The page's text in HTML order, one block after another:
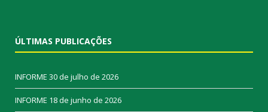
ÚLTIMAS PUBLICAÇÕES
INFORME 30 de julho de 2026
INFORME 18 de junho de 2026